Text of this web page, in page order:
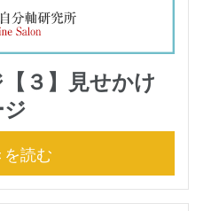
３】見せかけ
読む